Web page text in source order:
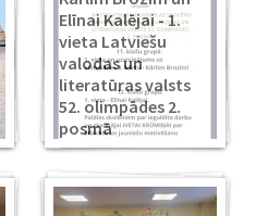
Elīnai Kalējai - 1.
vieta Latviešu
valodas un
literatūras valsts
52. olimpādes 2.
posmā